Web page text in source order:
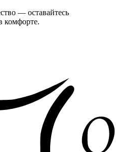
— оставайтесь
комфорте.